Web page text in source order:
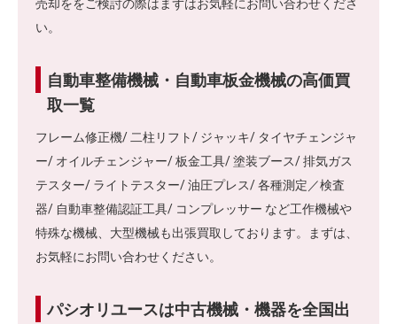
売却ををご検討の際はまずはお気軽にお問い合わせくださ
い。
自動車整備機械・自動車板金機械の高価買
取一覧
フレーム修正機/ 二柱リフト/ ジャッキ/ タイヤチェンジャ
ー/ オイルチェンジャー/ 板金工具/ 塗装ブース/ 排気ガス
テスター/ ライトテスター/ 油圧プレス/ 各種測定／検査
器/ 自動車整備認証工具/ コンプレッサー など工作機械や
特殊な機械、大型機械も出張買取しております。まずは、
お気軽にお問い合わせください。
パシオリユースは中古機械・機器を全国出